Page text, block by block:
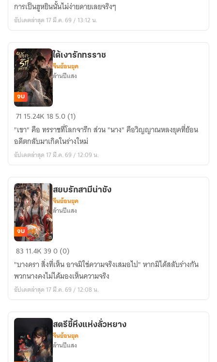
ฮู
หยิน
การเป็นฮูหยินนั้นไม่ง่ายดายเลยจริงๆ
อัปเดตล่าสุด 17 มี.ค. 69 / 13:12 น.
ใต้
รัก
ทรราช
จบ
ใต้เงารักทรราช
จีนย้อนยุค
ล้านปีแสง
71 15.24K 185.0 (1)
"เขา" คือ ทรราชที่โลกจารึก ส่วน "นาง" คือวิญญาณหลงยุคที่ย้อน
อดีตกลับมาเกิดในร่างใหม่
อัปเดตล่าสุด 17 มี.ค. 69 / 12:09 น.
สยบ
สามี
น่าชัง
จบ
สยบรักสามีน่าชัง
จีนย้อนยุค
ล้านปีแสง
83 11.4K 390 (0)
"บางครา สิ่งที่เห็น อาจมิใช่ความจริงเสมอไป" หากมิได้สลับร่างกัน
พวกนางคงไม่ได้มองเห็นความจริง
อัปเดตล่าสุด 17 มี.ค. 69 / 12:08 น.
สตรีขี้หึงแห่งลั่วหยาง
จีนย้อนยุค
ล้านปีแสง